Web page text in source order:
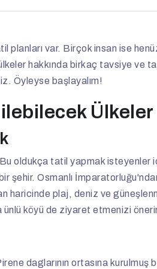
planları var. Birçok insan ise
hakkında birkaç tavsiye ve
Öyleyse başlayalım!
Ülkeler
oldukça tatil yapmak isteyenler
şehir. Osmanlı
haricinde plaj, deniz ve
köyü de ziyaret etmenizi
daglarının ortasına kurulmuş